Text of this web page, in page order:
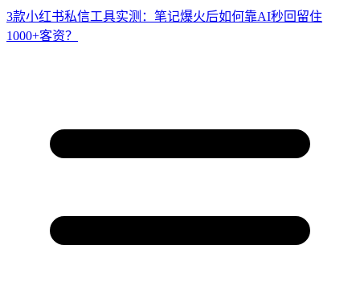
3款小红书私信工具实测：笔记爆火后如何靠AI秒回留住
1000+客资？